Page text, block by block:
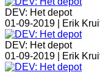
DEV: Het depot
01-09-2019 |
Erik
DEV: Het depot
01-09-2019 |
Erik